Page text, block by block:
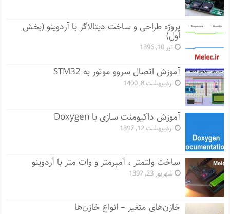
پروژه طراحی و ساخت دیتالاگر با آردوینو (بخش
اول)
تیر 10, 1396
آموزش اتصال سروو موتور به STM32
اردیبهشت 8, 1400
آموزش داکیومنت سازی با Doxygen
اردیبهشت 12, 1397
ساخت ولتمتر ، آمپرمتر و وات متر با آردوینو
شهریور 23, 1397
خازن‌های متغیر – انواع خازن‌ها